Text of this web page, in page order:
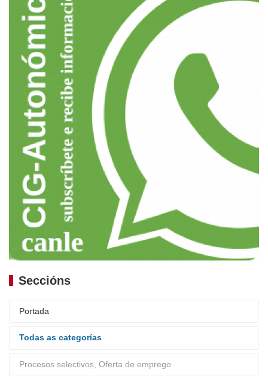
Seccións
Portada
Todas as categorías
Procesos selectivos, Oferta de emprego